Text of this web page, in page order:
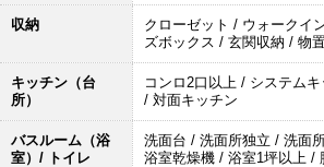
収納
クローゼット / ウォークイ
ズボックス / 玄関収納 / 物
キッチン（台
所）
コンロ2口以上 / システム
/ 対面キッチン
バスルーム（浴
室）/ トイレ
洗面台 / 洗面所独立 / 洗面
浴室乾燥機 / 浴室1坪以上 /